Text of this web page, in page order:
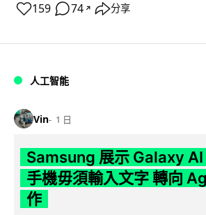
159 74 ↗ 分享
人工智能
Vin 1 日
Samsung 展示 Galaxy AI
手機毋須輸入文字 轉向
作